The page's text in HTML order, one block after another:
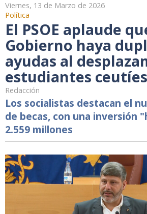
Viernes, 13 de Marzo de 2026
Política
El PSOE aplaude
Gobierno haya
ayudas al
estudiantes ceutíes
Redacción
Los socialistas destacan el
de becas, con una inversión
2.559 millones